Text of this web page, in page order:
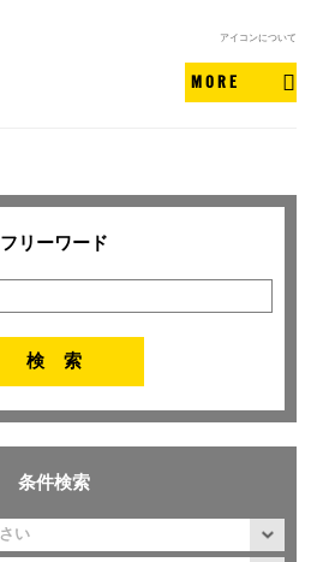
アイコンについて
MORE
フリーワード
条件検索